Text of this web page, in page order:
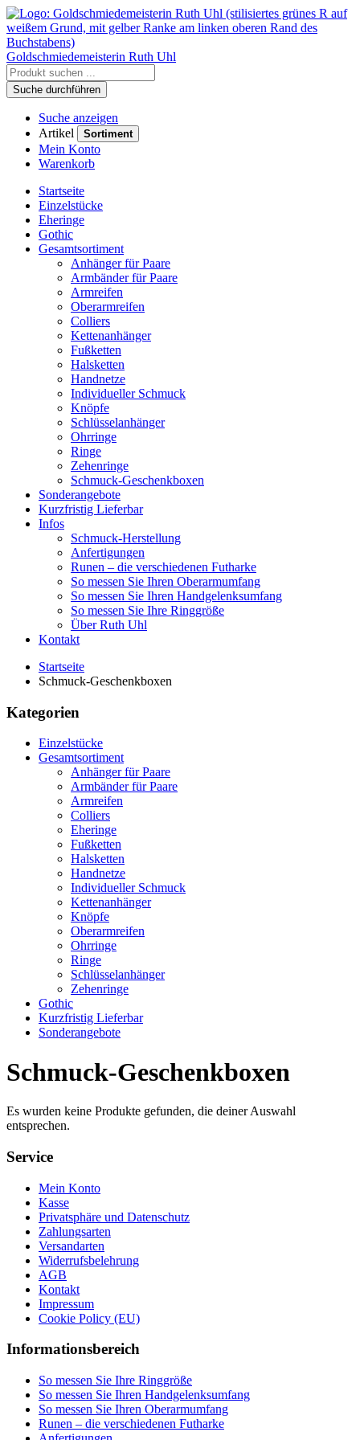
Goldschmiedemeisterin Ruth Uhl
Suche durchführen
Suche anzeigen
Artikel
Sortiment
Mein Konto
Warenkorb
Startseite
Einzelstücke
Eheringe
Gothic
Gesamtsortiment
Anhänger für Paare
Armbänder für Paare
Armreifen
Oberarmreifen
Colliers
Kettenanhänger
Fußketten
Halsketten
Handnetze
Individueller Schmuck
Knöpfe
Schlüsselanhänger
Ohrringe
Ringe
Zehenringe
Schmuck-Geschenkboxen
Sonderangebote
Kurzfristig Lieferbar
Infos
Schmuck-Herstellung
Anfertigungen
Runen – die verschiedenen Futharke
So messen Sie Ihren Oberarmumfang
So messen Sie Ihren Handgelenksumfang
So messen Sie Ihre Ringgröße
Über Ruth Uhl
Kontakt
Startseite
Schmuck-Geschenkboxen
Kategorien
Einzelstücke
Gesamtsortiment
Anhänger für Paare
Armbänder für Paare
Armreifen
Colliers
Eheringe
Fußketten
Halsketten
Handnetze
Individueller Schmuck
Kettenanhänger
Knöpfe
Oberarmreifen
Ohrringe
Ringe
Schlüsselanhänger
Zehenringe
Gothic
Kurzfristig Lieferbar
Sonderangebote
Schmuck-Geschenkboxen
Es wurden keine Produkte gefunden, die deiner Auswahl
entsprechen.
Service
Mein Konto
Kasse
Privatsphäre und Datenschutz
Zahlungsarten
Versandarten
Widerrufsbelehrung
AGB
Kontakt
Impressum
Cookie Policy (EU)
Informationsbereich
So messen Sie Ihre Ringgröße
So messen Sie Ihren Handgelenksumfang
So messen Sie Ihren Oberarmumfang
Runen – die verschiedenen Futharke